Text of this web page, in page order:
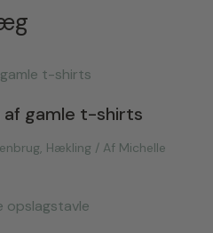
af gamle t-shirts
, Hækling/ Af Michelle